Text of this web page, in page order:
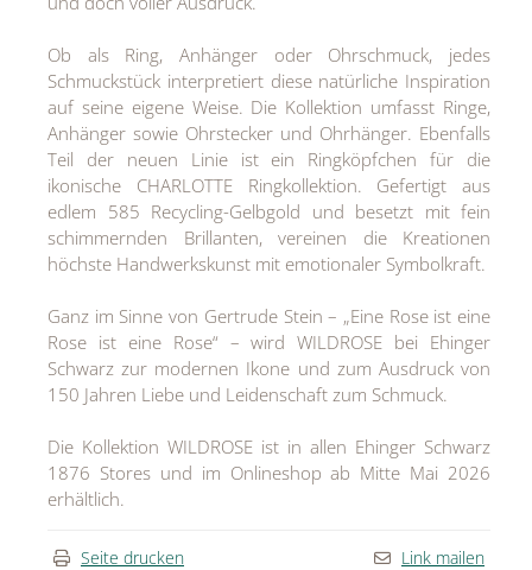
Ob als Ring, Anhänger oder Ohrschmuck, jedes
Schmuckstück interpretiert diese natürliche Inspiration
auf seine eigene Weise. Die Kollektion umfasst Ringe,
Anhänger sowie Ohrstecker und Ohrhänger. Ebenfalls
Teil der neuen Linie ist ein Ringköpfchen für die
ikonische CHARLOTTE Ringkollektion. Gefertigt aus
edlem 585 Recycling-Gelbgold und besetzt mit fein
schimmernden Brillanten, vereinen die Kreationen
höchste Handwerkskunst mit emotionaler Symbolkraft.
Ganz im Sinne von Gertrude Stein – „Eine Rose ist eine
Rose ist eine Rose“ – wird WILDROSE bei Ehinger
Schwarz zur modernen Ikone und zum Ausdruck von
150 Jahren Liebe und Leidenschaft zum Schmuck.
Die Kollektion WILDROSE ist in allen Ehinger Schwarz
1876 Stores und im Onlineshop ab Mitte Mai 2026
erhältlich.
Seite drucken Link mailen